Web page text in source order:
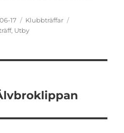
17 Kategorier
Klubbträffar
, Utby